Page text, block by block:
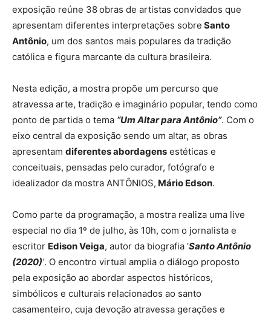
exposição reúne 38obras de artistas convidados que
apresentam diferentes interpretações sobre Santo
Antônio, um dos santos mais populares da tradição
católica e figura marcante da cultura brasileira.
Nesta edição, a mostra propõe um percurso que
atravessa arte, tradição e imaginário popular, tendo como
ponto de partida o tema “Um Altar para Antônio”. Com o
eixo central da exposição sendo um altar, as obras
apresentam diferentes abordagens estéticas e
conceituais, pensadas pelo curador, fotógrafo e
idealizador da mostra ANTÔNIOS, Mário Edson.
Como parte da programação, a mostra realiza uma live
especial no dia 1º de julho, às 10h, com o jornalista e
escritor Edison Veiga, autor da biografia ‘Santo Antônio
(2020)’. O encontro virtual amplia o diálogo proposto
pela exposição ao abordar aspectos históricos,
simbólicos e culturais relacionados ao santo
casamenteiro, cuja devoção atravessa gerações e